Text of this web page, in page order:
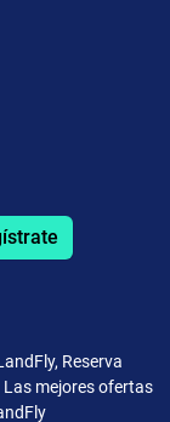
Reserva
mejores ofertas